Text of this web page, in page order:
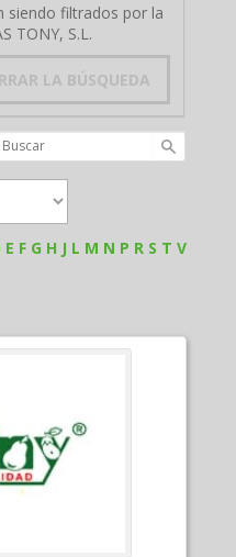
siendo filtrados por la
TONY, S.L.
LA BÚSQUEDA
E F G H J L M N P R S T V